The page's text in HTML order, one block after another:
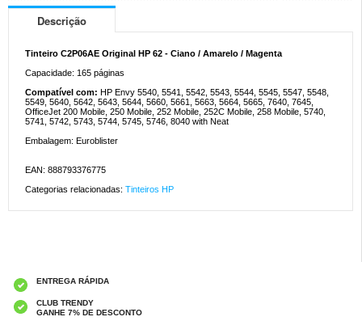
Descrição
Tinteiro C2P06AE Original HP 62 - Ciano / Amarelo / Magenta
Capacidade: 165 páginas
Compatível com: HP Envy 5540, 5541, 5542, 5543, 5544, 5545, 5547, 5548,
5549, 5640, 5642, 5643, 5644, 5660, 5661, 5663, 5664, 5665, 7640, 7645,
OfficeJet 200 Mobile, 250 Mobile, 252 Mobile, 252C Mobile, 258 Mobile, 5740,
5741, 5742, 5743, 5744, 5745, 5746, 8040 with Neat
Embalagem: Euroblister
EAN: 888793376775
Categorias relacionadas: Tinteiros HP
ENTREGA RÁPIDA
CLUB TRENDY
GANHE 7% DE DESCONTO